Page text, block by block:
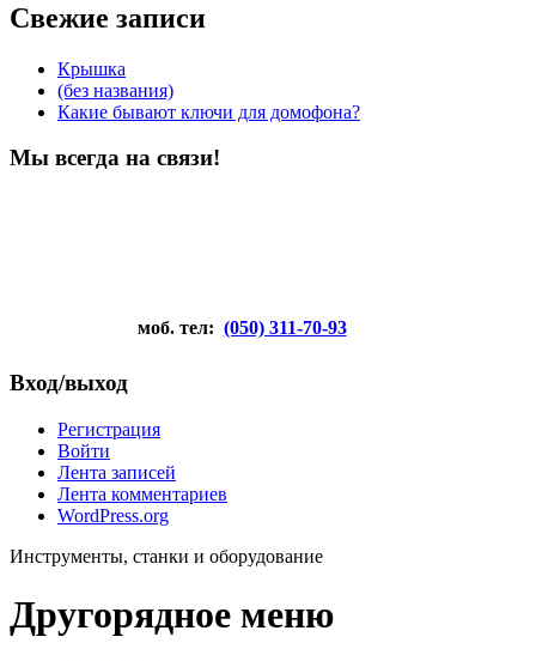
Свежие записи
Крышка
(без названия)
Какие бывают ключи для домофона?
Мы всегда на связи!
моб. тел: (050) 311-70-93
Вход/выход
Регистрация
Войти
Лента записей
Лента комментариев
WordPress.org
Инструменты, станки и оборудование
Другорядное меню